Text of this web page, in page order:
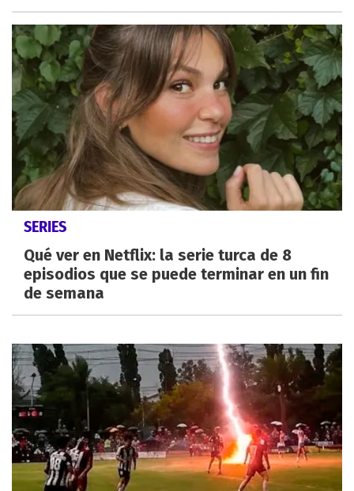
SERIES
Qué ver en Netflix: la serie turca de 8
episodios que se puede terminar en un fin
de semana